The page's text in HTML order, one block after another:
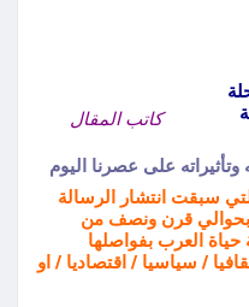
كاتب المقال
على عصرنا اليوم
سبقت انتشار الرسالة
بحوالي قرن ونصف من
العرب بفواصلها
/ سياسيا / اقتصاديا / او